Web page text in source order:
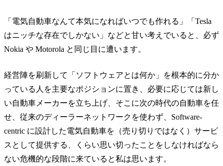
「電気自動車なんて本気になればいつでも作れる」「Tesla
はニッチな存在でしかない」などと甘い考えでいると、必ず
Nokia や Motorola と同じ目に遭います。
経営陣を刷新して「ソフトウェアとは何か」を根本的に分か
っている人を主要なポジションに置き、必要に応じては新し
い自動車メーカーを立ち上げ、そこに次の時代の自動車を任
せ、従来のディーラーネットワークを使わず、Software-
centric に設計した電気自動車を（売り切りではなく）サービ
スとして提供する、くらい思い切ったことをしなければなら
ない危機的な段階に来ていると私は思います。